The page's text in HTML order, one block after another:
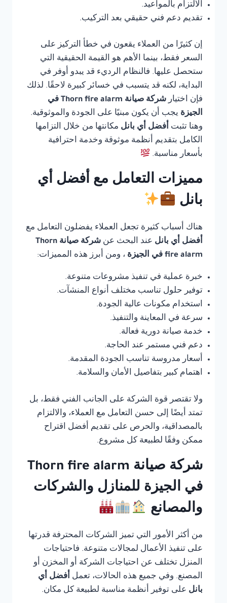
الالتزام بالمواعيد.
تقديم دعم فني حقيقي بعد التركيب.
إن كثيرًا من العملاء يقعون في خطأ التركيز على
السعر فقط، بينما الأهم هو القيمة الحقيقية التي
ستحصل عليها. فالنظام الرديء قد يبدو أوفر في
البداية، لكنه قد يتسبب في خسائر كبيرة لاحقًا. لذلك
فإن اختيار
شركة صيانة Thorn fire alarm في
الجيزة يجب أن يكون مبنيًا على الجودة والموثوقية.
وهنا تثبت أفضل أي بانل مكانتها من خلال التزامها
الكامل بتقديم أنظمة موثوقة وخدمة احترافية
بأسعار مناسبة.
مميزات التعامل مع أفضل أي
بانل
هناك أسباب كثيرة تجعل العملاء يفضلون التعامل مع
أفضل أي بانل عند البحث عن
شركة صيانة Thorn
fire alarm في الجيزة
، ومن أبرز هذه المميزات:
خبرة عملية في تنفيذ مشروعات متنوعة.
توفير حلول تناسب مختلف أنواع المنشآت.
استخدام مكونات عالية الجودة.
سرعة في المعاينة والتنفيذ.
خدمة صيانة دورية فعالة.
دعم فني مستمر عند الحاجة.
أسعار مدروسة تناسب الجودة المقدمة.
اهتمام كبير بتفاصيل الأمان والسلامة.
ولا تقتصر قوة الشركة على الجانب الفني فقط، بل
تمتد أيضًا إلى حسن التعامل مع العملاء، والالتزام
بالمصداقية، والحرص على تقديم أفضل اقتراح
ممكن وفقًا لطبيعة كل مشروع.
شركة صيانة Thorn fire alarm
في الجيزة للمنازل والشركات
والمصانع
من أكثر الأمور التي تميز الشركات المحترفة قدرتها
على تنفيذ الأعمال لمجالات متنوعة. فاحتياجات
المنزل تختلف عن احتياجات الشركة أو المخزن أو
المصنع. وفي جميع هذه الحالات، تعمل أفضل أي
بانل على توفير أنظمة مناسبة لطبيعة كل مكان.